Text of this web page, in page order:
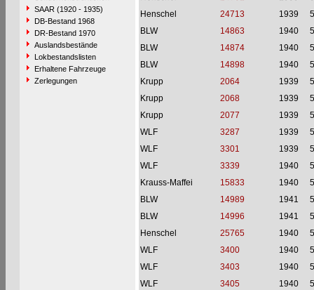
SAAR (1920 - 1935)
DB-Bestand 1968
DR-Bestand 1970
Auslandsbestände
Lokbestandslisten
Erhaltene Fahrzeuge
Zerlegungen
Henschel
24713 1939
BLW
14863 1940
BLW
14874 1940
BLW
14898 1940
Krupp
2064 1939
Krupp
2068 1939
Krupp
2077 1939
WLF
3287 1939
WLF
3301 1939
WLF
3339 1940
Krauss-Maffei
15833 1940
BLW
14989 1941
BLW
14996 1941
Henschel
25765 1940
WLF
3400 1940
WLF
3403 1940
WLF
3405 1940